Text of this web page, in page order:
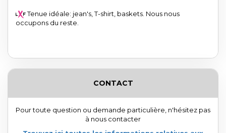
Tenue idéale: jean's, T-shirt, baskets. Nous nous
occupons du reste.
CONTACT
Pour toute question ou demande particulière, n'hésitez pas
à nous contacter